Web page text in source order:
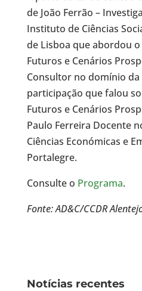
de João Ferrão –
Instituto de Ciências
de Lisboa que abordou o
Futuros e Cenários
Consultor no domínio da
participação que falou
Futuros e Cenários
Paulo Ferreira Docente
Ciências Económicas e
Portalegre.
Consulte o Programa.
Fonte: AD&C/CCDR
Notícias recentes